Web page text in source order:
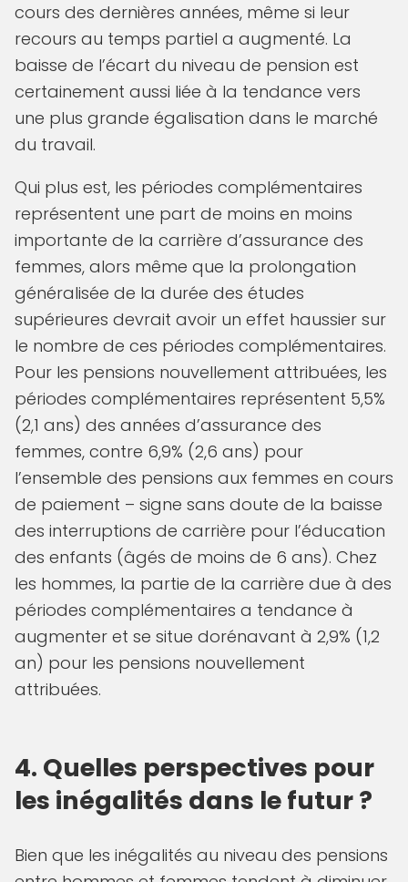
cours des dernières années, même si leur
recours au temps partiel a augmenté. La
baisse de l’écart du niveau de pension est
certainement aussi liée à la tendance vers
une plus grande égalisation dans le marché
du travail.
Qui plus est, les périodes complémentaires
représentent une part de moins en moins
importante de la carrière d’assurance des
femmes, alors même que la prolongation
généralisée de la durée des études
supérieures devrait avoir un effet haussier sur
le nombre de ces périodes complémentaires.
Pour les pensions nouvellement attribuées, les
périodes complémentaires représentent 5,5%
(2,1 ans) des années d’assurance des
femmes, contre 6,9% (2,6 ans) pour
l’ensemble des pensions aux femmes en cours
de paiement – signe sans doute de la baisse
des interruptions de carrière pour l’éducation
des enfants (âgés de moins de 6 ans). Chez
les hommes, la partie de la carrière due à des
périodes complémentaires a tendance à
augmenter et se situe dorénavant à 2,9% (1,2
an) pour les pensions nouvellement
attribuées.
4. Quelles perspectives pour
les inégalités dans le futur ?
Bien que les inégalités au niveau des pensions